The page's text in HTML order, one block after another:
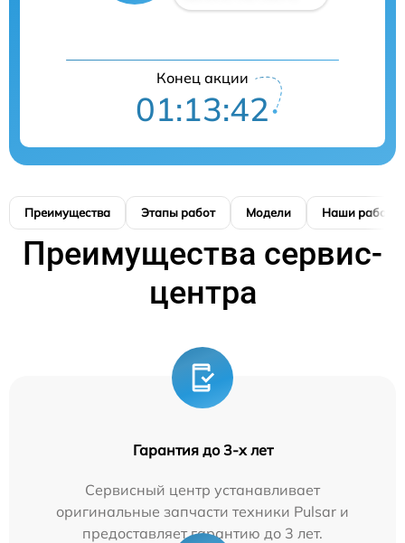
Конец акции
01:13:42
Преимущества Этапы работ Модели Наши работы
Преимущества сервис-
центра
Гарантия до 3-х лет
Сервисный центр устанавливает
оригинальные запчасти техники Pulsar и
предоставляет гарантию до 3 лет.